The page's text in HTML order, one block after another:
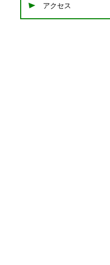
アクセス